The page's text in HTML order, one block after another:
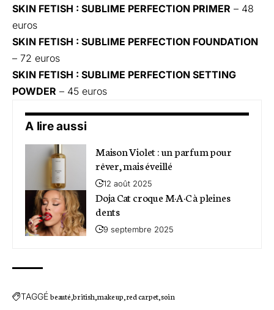
SKIN FETISH : SUBLIME PERFECTION PRIMER – 48
euros
SKIN FETISH : SUBLIME PERFECTION FOUNDATION
– 72 euros
SKIN FETISH : SUBLIME PERFECTION SETTING
POWDER – 45 euros
A lire aussi
Maison Violet : un parfum pour
rêver, mais éveillé
12 août 2025
Doja Cat croque M·A·C à pleines
dents
9 septembre 2025
TAGGÉbeauté british make up red carpet soin